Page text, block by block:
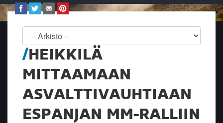
HEIKKILÄ
MITTAAMAAN
ASVALTTIVAUHTIAAN
ESPANJAN MM-RALLIIN